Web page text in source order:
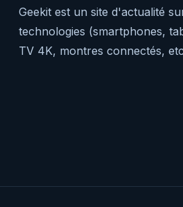
Geekit est un site d'actualité
technologies (smartphones,
TV 4K, montres connectés,